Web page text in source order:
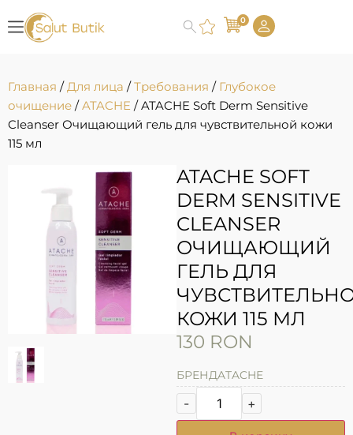
0
Главная /Для лица /Требования / Глубокое
очищение /ATACHE / ATACHE Soft Derm Sensitive
Cleanser Очищающий гель для чувствительной кожи
115 мл
ATACHE SOFT
DERM SENSITIVE
CLEANSER
ОЧИЩАЮЩИЙ
ГЕЛЬ ДЛЯ
КОЖИ 115 МЛ
130 RON
БРЕНДATACHE
- +